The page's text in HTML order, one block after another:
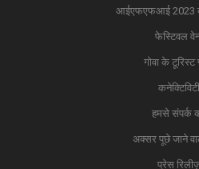
आईएफएफआई 2023
फेस्टिवल
गोवा के
कनेक्टिविटी
हमसे संपर्क
अक्सर पूछे जाने
प्रेस